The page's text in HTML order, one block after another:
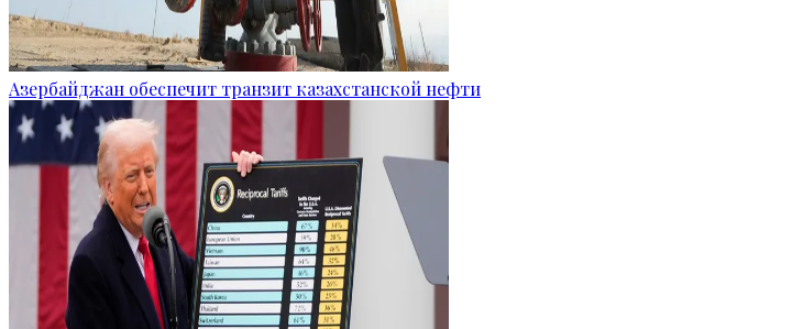
Азербайджан обеспечит транзит казахстанской нефти